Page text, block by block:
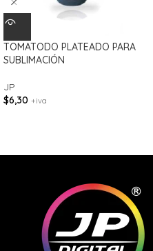
TOMATODO PLATEADO PARA
SUBLIMACIÓN
JP
$6,30 +iva